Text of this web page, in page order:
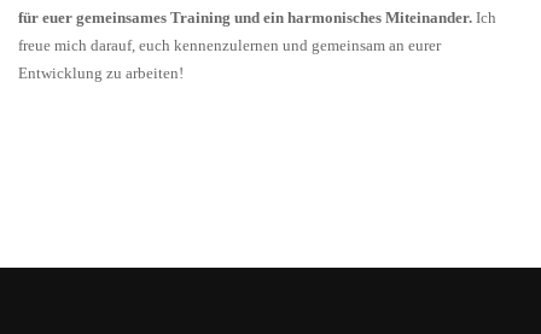
für euer gemeinsames Training und ein harmonisches Miteinander. Ich
freue mich darauf, euch kennenzulernen und gemeinsam an eurer
Entwicklung zu arbeiten!